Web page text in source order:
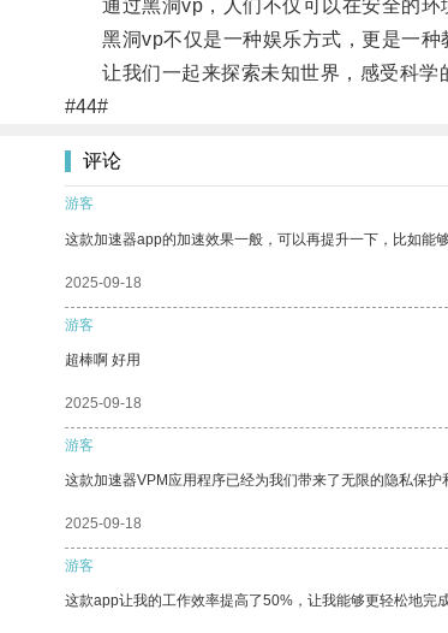
通过黑洞vp，人们不仅可以在安全的环
黑洞vp不仅是一种娱乐方式，更是一种
让我们一起来探索未知世界，感受科学
#44#
评论
游客
这款加速器app的加速效果一般，可以再提升一下，比如能
2025-09-18
游客
超棒啊 好用
2025-09-18
游客
这款加速器VPM应用程序已经为我们带来了无限的隐私保护
2025-09-18
游客
这款app让我的工作效率提高了50%，让我能够更轻松地完